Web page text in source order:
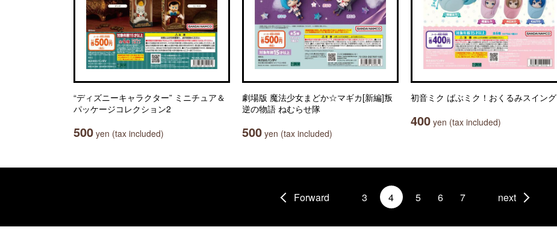
“ディズニーキャラクター” ミニチュア＆
パッケージコレクション2
500 yen (tax included)
劇場版 魔法少女まどか☆マギカ[新編]叛
逆の物語 ねむらせ隊
500 yen (tax included)
初音ミク ばぶミク！おくるみスイング
400 yen (tax included)
Forward 3 4 5 6 7 next